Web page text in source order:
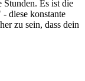
Es ist die
diese konstante
zu sein, dass dein